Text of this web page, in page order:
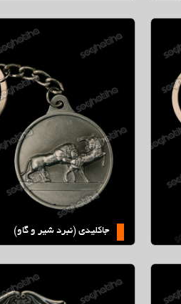
جاكليدي (نبرد شير و گاو)
موجود
جعبه